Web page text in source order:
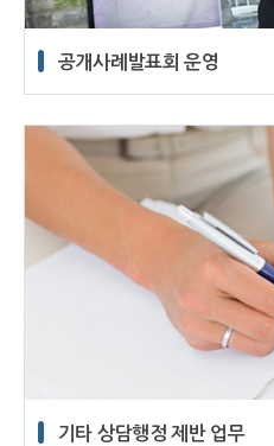
공개사례발표회 운영
기타 상담행정 제반 업무